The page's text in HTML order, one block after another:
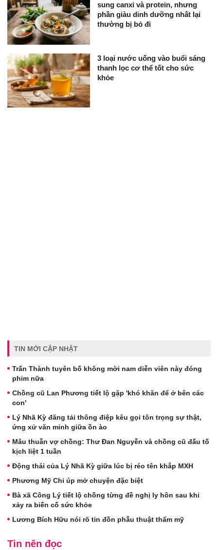
sung canxi và protein, nhưng
phần giàu dinh dưỡng nhất lại
thường bị bỏ đi
3 loại nước uống vào buổi sáng
thanh lọc cơ thể tốt cho sức
khỏe
TIN MỚI CẬP NHẬT
Trấn Thành tuyên bố không mời nam diễn viên này đóng
phim nữa
Chồng cũ Lan Phương tiết lộ gặp 'khó khăn để ở bên các
con'
Lý Nhã Kỳ đăng tải thông điệp kêu gọi tôn trọng sự thật,
ứng xử văn minh giữa ồn ào
Mâu thuẫn vợ chồng: Thư Đan Nguyễn và chồng cũ đấu tố
kịch liệt 1 tuần
Động thái của Lý Nhã Kỳ giữa lúc bị réo tên khắp MXH
Phương Mỹ Chi úp mở chuyện đặc biệt
Bà xã Công Lý tiết lộ chồng từng đề nghị ly hôn sau khi
xảy ra biến cố sức khỏe
Lương Bích Hữu nói rõ tin đồn phẫu thuật thẩm mỹ
Tin nên đọc